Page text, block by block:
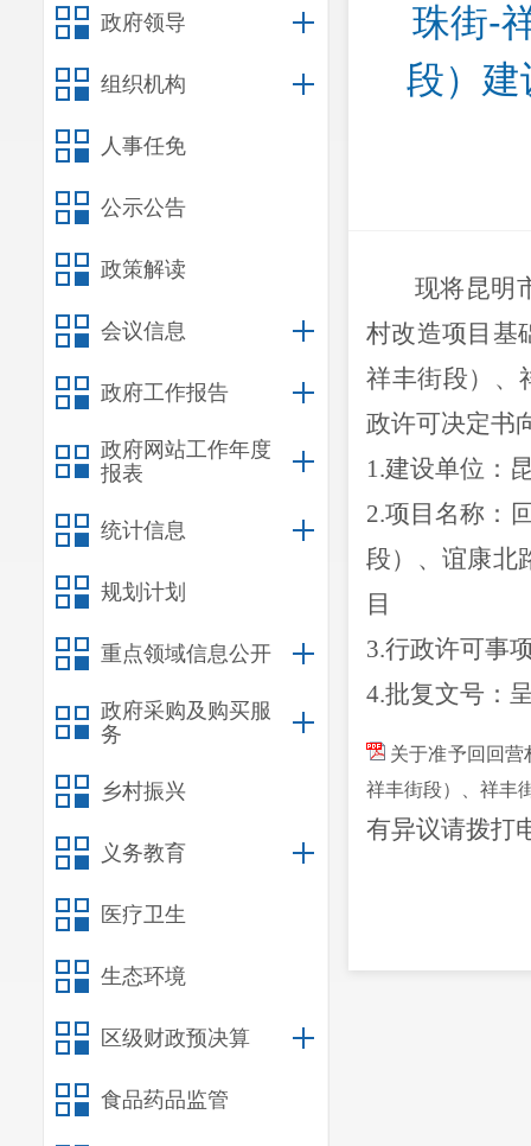
政府领导
组织机构
人事任免
公示公告
政策解读
会议信息
政府工作报告
政府网站工作年度
报表
统计信息
规划计划
重点领域信息公开
政府采购及购买服
务
乡村振兴
义务教育
医疗卫生
生态环境
区级财政预决算
食品药品监管
珠街-
段）建
现将昆明
村改造项目基
祥丰街段）、
政许可决定书
1.建设单位：
2.项目名称：
段）、谊康北
目
3.行政许可事
4.批复文号：
关于准予回回营
祥丰街段）、祥丰
有异议请拨打